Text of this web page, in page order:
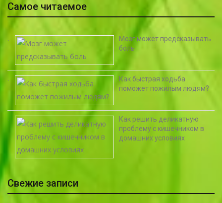
Самое читаемое
Мозг может предсказывать
боль
Как быстрая ходьба
поможет пожилым людям?
Как решить деликатную
проблему с кишечником в
домашних условиях
Свежие записи